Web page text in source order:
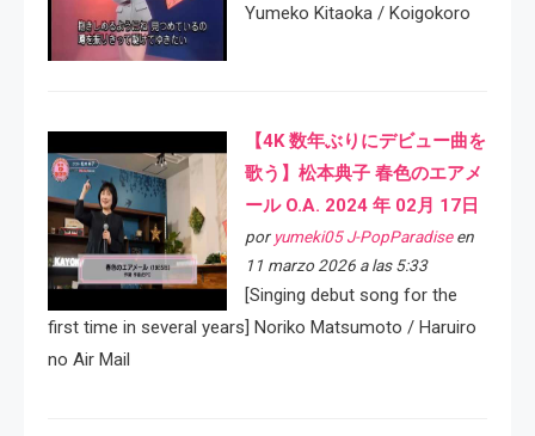
Yumeko Kitaoka / Koigokoro
【4K 数年ぶりにデビュー曲を
歌う】松本典子 春色のエアメ
ール O.A. 2024 年 02月 17日
por yumeki05 J-PopParadiseen
11 marzo 2026 a las 5:33
[Singing debut song for the
first time in several years] Noriko Matsumoto / Haruiro
no Air Mail